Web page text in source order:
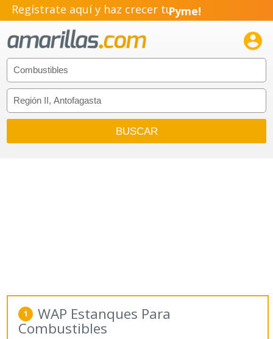
Regístrate aquí y haz crecer tuPyme!
Emprendimiento!

1 WAP Estanques Para
Combustibles